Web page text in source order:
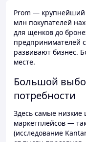
Prom — крупнейший
млн покупателей
для щенков до
предпринимателей
развивают бизнес.
месте.
Большой
потребности
Здесь самые низкие
маркетплейсов —
(исследование